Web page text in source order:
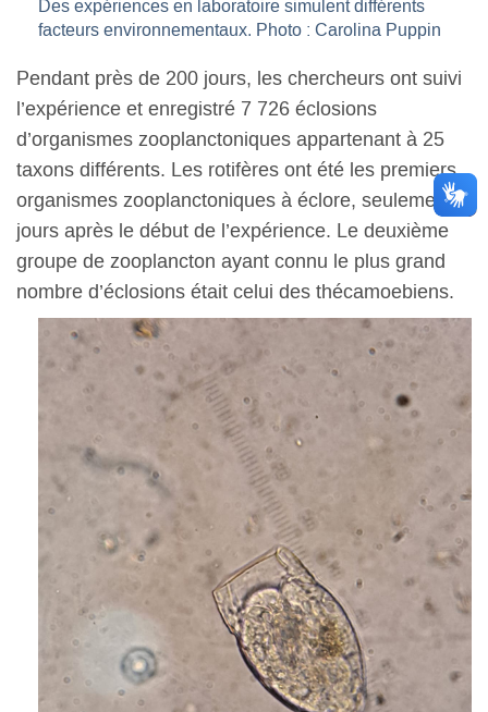
Des expériences en laboratoire simulent différents
facteurs environnementaux. Photo : Carolina Puppin
Pendant près de 200 jours, les chercheurs ont suivi
l’expérience et enregistré 7 726 éclosions
d’organismes zooplanctoniques appartenant à 25
taxons différents. Les rotifères ont été les premiers
organismes zooplanctoniques à éclore, seulement 4
jours après le début de l’expérience. Le deuxième
groupe de zooplancton ayant connu le plus grand
nombre d’éclosions était celui des thécamoebiens.